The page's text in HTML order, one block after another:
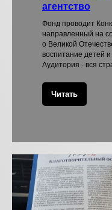
агентство
Фонд проводит
направленный на
о Великой
воспитание детей
Аудитория - вся
Читать